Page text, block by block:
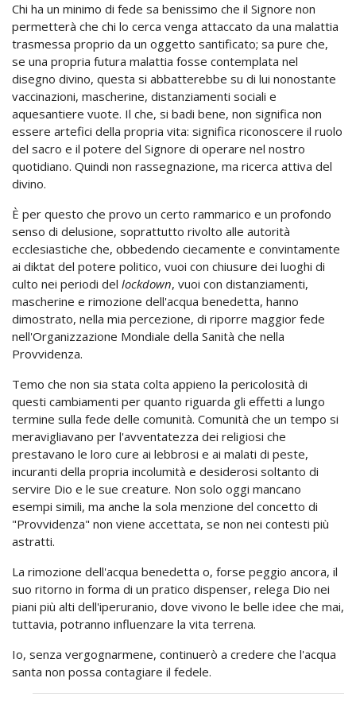
Chi ha un minimo di fede sa benissimo che il Signore non
permetterà che chi lo cerca venga attaccato da una malattia
trasmessa proprio da un oggetto santificato; sa pure che,
se una propria futura malattia fosse contemplata nel
disegno divino, questa si abbatterebbe su di lui nonostante
vaccinazioni, mascherine, distanziamenti sociali e
aquesantiere vuote. Il che, si badi bene, non significa non
essere artefici della propria vita: significa riconoscere il ruolo
del sacro e il potere del Signore di operare nel nostro
quotidiano. Quindi non rassegnazione, ma ricerca attiva del
divino.
È per questo che provo un certo rammarico e un profondo
senso di delusione, soprattutto rivolto alle autorità
ecclesiastiche che, obbedendo ciecamente e convintamente
ai diktat del potere politico, vuoi con chiusure dei luoghi di
culto nei periodi del lockdown, vuoi con distanziamenti,
mascherine e rimozione dell'acqua benedetta, hanno
dimostrato, nella mia percezione, di riporre maggior fede
nell'Organizzazione Mondiale della Sanità che nella
Provvidenza.
Temo che non sia stata colta appieno la pericolosità di
questi cambiamenti per quanto riguarda gli effetti a lungo
termine sulla fede delle comunità. Comunità che un tempo si
meravigliavano per l'avventatezza dei religiosi che
prestavano le loro cure ai lebbrosi e ai malati di peste,
incuranti della propria incolumità e desiderosi soltanto di
servire Dio e le sue creature. Non solo oggi mancano
esempi simili, ma anche la sola menzione del concetto di
"Provvidenza" non viene accettata, se non nei contesti più
astratti.
La rimozione dell'acqua benedetta o, forse peggio ancora, il
suo ritorno in forma di un pratico dispenser, relega Dio nei
piani più alti dell'iperuranio, dove vivono le belle idee che mai,
tuttavia, potranno influenzare la vita terrena.
Io, senza vergognarmene, continuerò a credere che l'acqua
santa non possa contagiare il fedele.